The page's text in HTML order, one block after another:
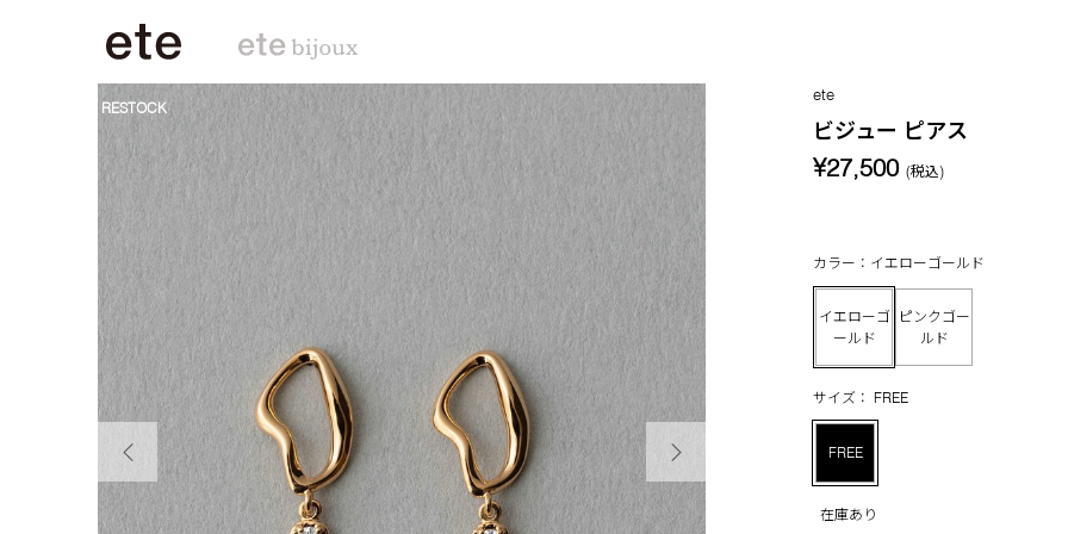
前の画像
RESTOCK
ete
ビジュー ピアス
¥27,500 (税込)
カラー：イエローゴールド
イエローゴ
ールド
ピンクゴー
ルド
サイズ： FREE
FREE
在庫あり